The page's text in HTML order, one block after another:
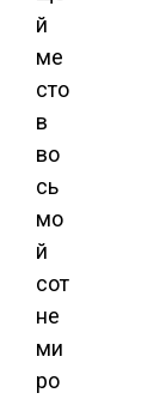
й
ме
сто
в
во
сь
мо
й
сот
не
ми
ро